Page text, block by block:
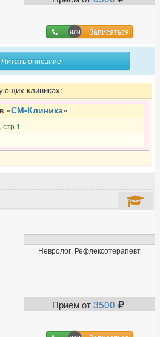
34
52
23
16
Записаться
Читать описание
клиниках:
«СМ-Клиника»
Невролог, Рефлексотерапевт
Прием от3500